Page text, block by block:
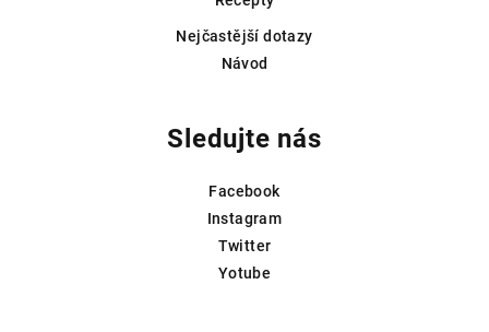
Nejčastější dotazy
Návod
Sledujte nás
Facebook
Instagram
Twitter
Yotube